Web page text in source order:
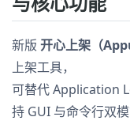
新版 开心上架（
上架工具，
可替代 Application
持 GUI 与命令行双模